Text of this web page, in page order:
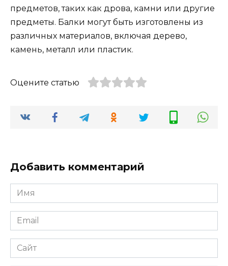
предметов, таких как дрова, камни или другие
предметы. Балки могут быть изготовлены из
различных материалов, включая дерево,
камень, металл или пластик.
Оцените статью
Добавить комментарий
Имя
*
Email
*
Сайт